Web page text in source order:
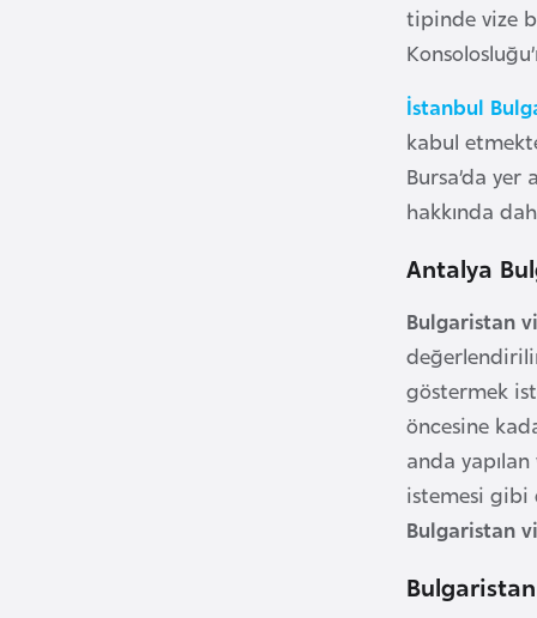
tipinde vize
İstanbul
kabul
Bursa’da
hakkında
Antalya
Bulgaristan
göstermek
öncesine
anda
istemesi gibi
Bulgaristan